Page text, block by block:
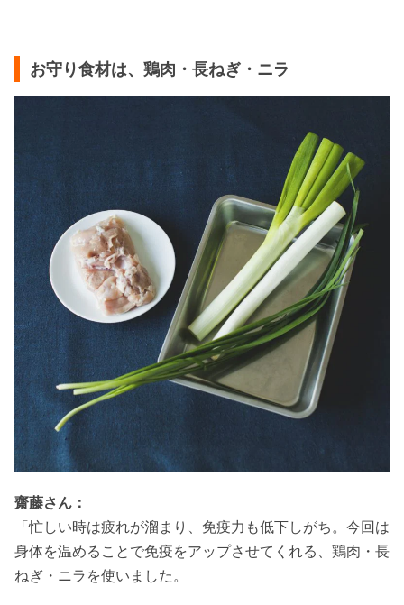
お守り食材は、鶏肉・長ねぎ・ニラ
齋藤さん：
「忙しい時は疲れが溜まり、免疫力も低下しがち。今回は
身体を温めることで免疫をアップさせてくれる、鶏肉・長
ねぎ・ニラを使いました。